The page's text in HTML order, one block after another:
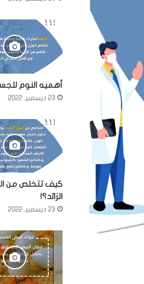
أهميه النوم
23 ديسمبر، 2022
كيف تتخلص من
الزائد؟!
23 ديسمبر، 2022